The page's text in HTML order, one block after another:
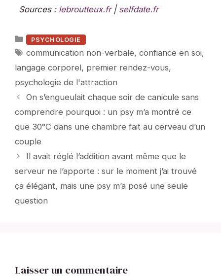
Sources : lebroutteux.fr| selfdate.fr
Catégories
PSYCHOLOGIE
Étiquettes
communication non-verbale,confiance en soi,
langage corporel, premier rendez-vous,
psychologie de l'attraction
On s’engueulait chaque soir de canicule sans
comprendre pourquoi : un psy m’a montré ce
que 30°C dans une chambre fait au cerveau d’un
couple
Il avait réglé l’addition avant même que le
serveur ne l’apporte : sur le moment j’ai trouvé
ça élégant, mais une psy m’a posé une seule
question
Laisser un commentaire